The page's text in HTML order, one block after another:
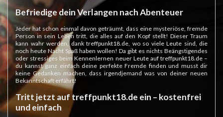
Befriedige dein Verlangen nach Abenteuer
Jeder hat schon einmal davon geträumt, dass eine mysteriöse, fremde
Person in sein Leben tritt, die alles auf den Kopf stellt! Dieser Traum
kann wahr werden, dank treffpunkt18.de, wo so viele Leute sind, die
noch heute Nacht Spaß haben wollen! Da gibt es nichts Beängstigendes
oder stressiges beim Kennenlernen neuer Leute auf treffpunkt18.de –
du kannst ganz einfach deine perfekte Fremde finden und musst dir
keine Gedanken machen, dass irgendjemand was von deiner neuen
Bekanntschaft erfährt!
Tritt jetzt auf treffpunkt18.de ein – kostenfrei
und einfach